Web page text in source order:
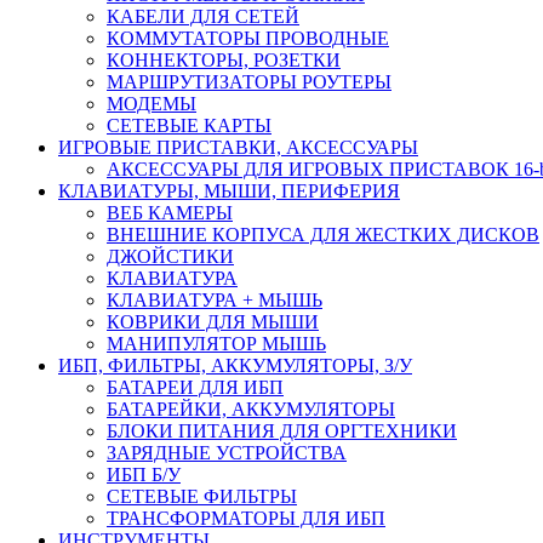
КАБЕЛИ ДЛЯ СЕТЕЙ
КОММУТАТОРЫ ПРОВОДНЫЕ
КОННЕКТОРЫ, РОЗЕТКИ
МАРШРУТИЗАТОРЫ РОУТЕРЫ
МОДЕМЫ
СЕТЕВЫЕ КАРТЫ
ИГРОВЫЕ ПРИСТАВКИ, АКСЕССУАРЫ
АКСЕССУАРЫ ДЛЯ ИГРОВЫХ ПРИСТАВОК 16-
КЛАВИАТУРЫ, МЫШИ, ПЕРИФЕРИЯ
ВЕБ КАМЕРЫ
ВНЕШНИЕ КОРПУСА ДЛЯ ЖЕСТКИХ ДИСКОВ
ДЖОЙСТИКИ
КЛАВИАТУРА
КЛАВИАТУРА + МЫШЬ
КОВРИКИ ДЛЯ МЫШИ
МАНИПУЛЯТОР МЫШЬ
ИБП, ФИЛЬТРЫ, АККУМУЛЯТОРЫ, З/У
БАТАРЕИ ДЛЯ ИБП
БАТАРЕЙКИ, АККУМУЛЯТОРЫ
БЛОКИ ПИТАНИЯ ДЛЯ ОРГТЕХНИКИ
ЗАРЯДНЫЕ УСТРОЙСТВА
ИБП Б/У
СЕТЕВЫЕ ФИЛЬТРЫ
ТРАНСФОРМАТОРЫ ДЛЯ ИБП